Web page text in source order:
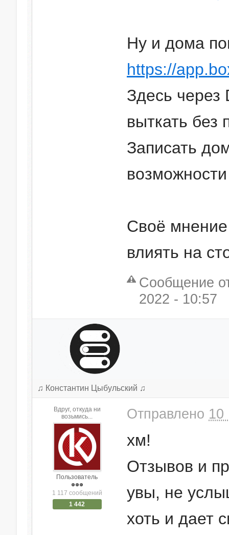
Ну и дома
https://
Здесь через
выткать без
Записать
Своё
влиять на
Сообщение
2022 - 10:57
♫ Константин Цыбульский ♫
Вдруг, откуда ни
возьмись...
Пользователь
1 117 сообщений
1 442
Отправлено 10
хм!
Отзывов и
увы, не
хоть и дает